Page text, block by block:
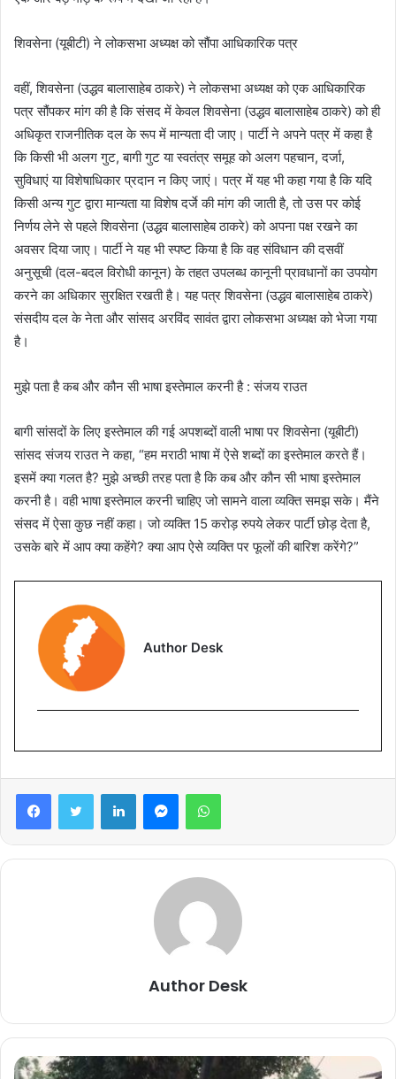
शिवसेना (यूबीटी) ने लोकसभा अध्यक्ष को सौंपा आधिकारिक पत्र
वहीं, शिवसेना (उद्धव बालासाहेब ठाकरे) ने लोकसभा अध्यक्ष को एक आधिकारिक
पत्र सौंपकर मांग की है कि संसद में केवल शिवसेना (उद्धव बालासाहेब ठाकरे) को ही
अधिकृत राजनीतिक दल के रूप में मान्यता दी जाए। पार्टी ने अपने पत्र में कहा है
कि किसी भी अलग गुट, बागी गुट या स्वतंत्र समूह को अलग पहचान, दर्जा,
सुविधाएं या विशेषाधिकार प्रदान न किए जाएं। पत्र में यह भी कहा गया है कि यदि
किसी अन्य गुट द्वारा मान्यता या विशेष दर्जे की मांग की जाती है, तो उस पर कोई
निर्णय लेने से पहले शिवसेना (उद्धव बालासाहेब ठाकरे) को अपना पक्ष रखने का
अवसर दिया जाए। पार्टी ने यह भी स्पष्ट किया है कि वह संविधान की दसवीं
अनुसूची (दल-बदल विरोधी कानून) के तहत उपलब्ध कानूनी प्रावधानों का उपयोग
करने का अधिकार सुरक्षित रखती है। यह पत्र शिवसेना (उद्धव बालासाहेब ठाकरे)
संसदीय दल के नेता और सांसद अरविंद सावंत द्वारा लोकसभा अध्यक्ष को भेजा गया
है।
मुझे पता है कब और कौन सी भाषा इस्तेमाल करनी है : संजय राउत
बागी सांसदों के लिए इस्तेमाल की गई अपशब्दों वाली भाषा पर शिवसेना (यूबीटी)
सांसद संजय राउत ने कहा, “हम मराठी भाषा में ऐसे शब्दों का इस्तेमाल करते हैं।
इसमें क्या गलत है? मुझे अच्छी तरह पता है कि कब और कौन सी भाषा इस्तेमाल
करनी है। वही भाषा इस्तेमाल करनी चाहिए जो सामने वाला व्यक्ति समझ सके। मैंने
संसद में ऐसा कुछ नहीं कहा। जो व्यक्ति 15 करोड़ रुपये लेकर पार्टी छोड़ देता है,
उसके बारे में आप क्या कहेंगे? क्या आप ऐसे व्यक्ति पर फूलों की बारिश करेंगे?”
Author Desk
Author Desk